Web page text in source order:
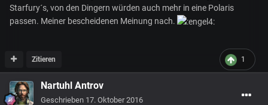
Starfury´s, von den Dingern würden auch mehr in eine Polaris
passen. Meiner bescheidenen Meinung nach.
1
Zitieren
Nartuhl Antrov
Geschrieben 17. Oktober 2016